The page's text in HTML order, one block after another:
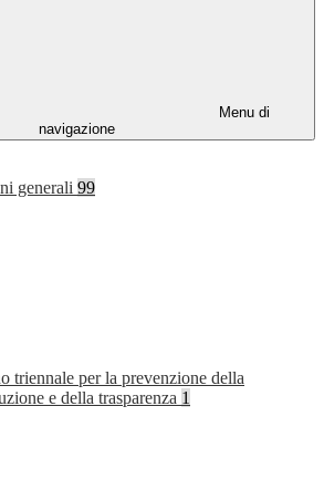
Menu di
navigazione
generali 99
triennale per la prevenzione della
e della trasparenza 1